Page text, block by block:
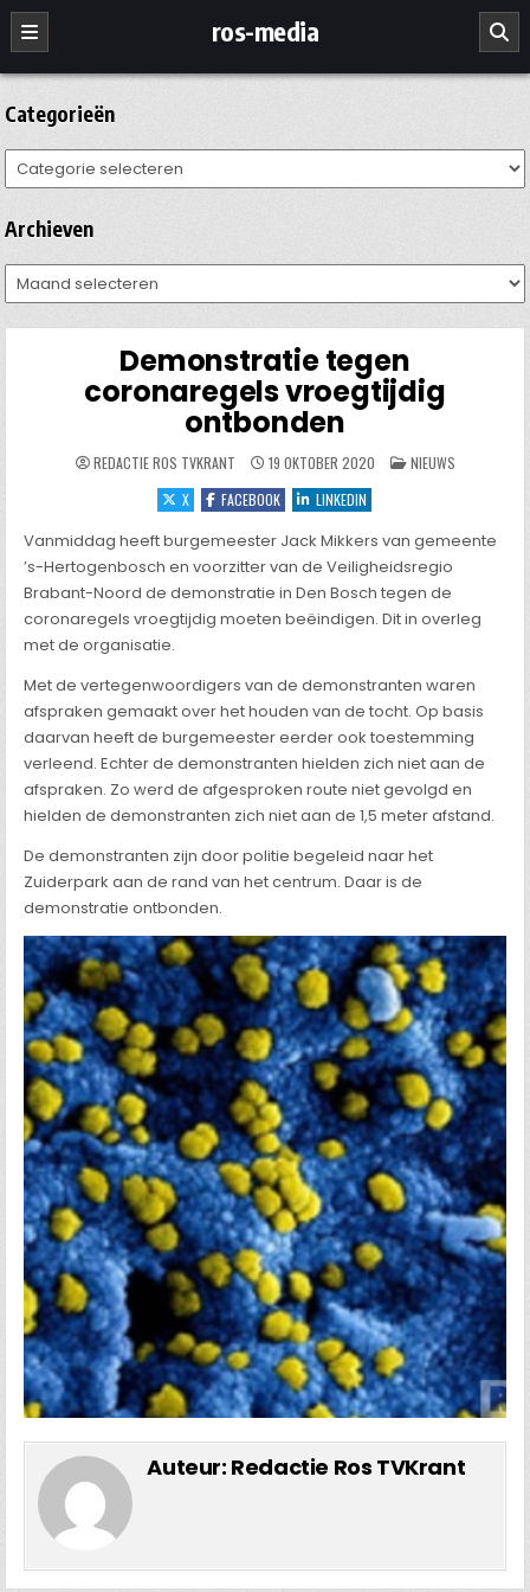
Ga
naar
de
inhoud
ros-media
Categorieën
Categorieën
Archieven
Archieven
Demonstratie tegen
coronaregels vroegtijdig
ontbonden
REDACTIE ROS TVKRANT 19 OKTOBER 2020 GEPLAATST
IN
NIEUWS
X
FACEBOOK LINKEDIN
Vanmiddag heeft burgemeester Jack Mikkers van gemeente
’s-Hertogenbosch en voorzitter van de Veiligheidsregio
Brabant-Noord de demonstratie in Den Bosch tegen de
coronaregels vroegtijdig moeten beëindigen. Dit in overleg
met de organisatie.
Met de vertegenwoordigers van de demonstranten waren
afspraken gemaakt over het houden van de tocht. Op basis
daarvan heeft de burgemeester eerder ook toestemming
verleend. Echter de demonstranten hielden zich niet aan de
afspraken. Zo werd de afgesproken route niet gevolgd en
hielden de demonstranten zich niet aan de 1,5 meter afstand.
De demonstranten zijn door politie begeleid naar het
Zuiderpark aan de rand van het centrum. Daar is de
demonstratie ontbonden.
Auteur: Redactie Ros TVKrant